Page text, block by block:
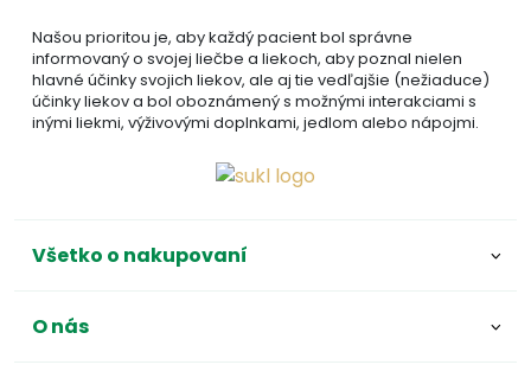
Našou prioritou je, aby každý pacient bol správne
informovaný o svojej liečbe a liekoch, aby poznal nielen
hlavné účinky svojich liekov, ale aj tie vedľajšie (nežiaduce)
účinky liekov a bol oboznámený s možnými interakciami s
inými liekmi, výživovými doplnkami, jedlom alebo nápojmi.
Všetko o nakupovaní
O nás